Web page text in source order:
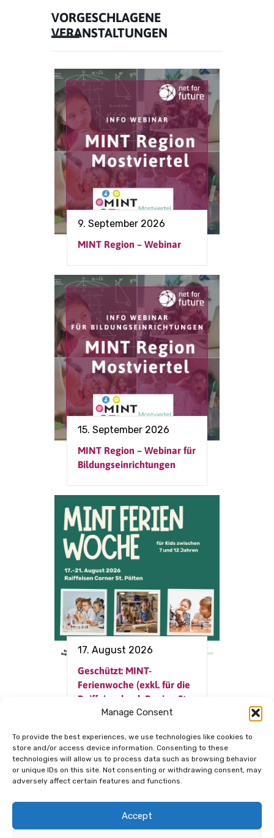
Manage Consent
To provide the best experiences, we use technologies like cookies to
store and/or access device information. Consenting to these
technologies will allow us to process data such as browsing behavior
or unique IDs on this site. Not consenting or withdrawing consent, may
adversely affect certain features and functions.
Accept
VORGESCHLAGENE
VERANSTALTUNGEN
9. September 2026
MINT Region – Webinar
15. September 2026
MINT Region – Webinar für
Bildungseinrichtungen
17. August 2026
Geschützt: MINT-
Ferienwoche (exkl. für die
Raiffeisenbank Region St.
Pölten)
Dem Netzwerk
verbunden.